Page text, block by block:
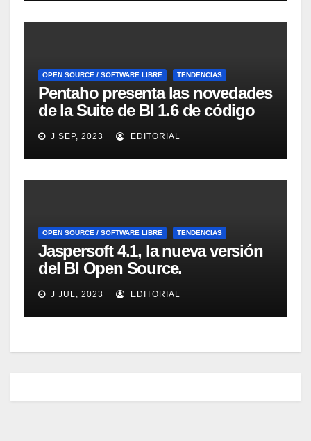
OPEN SOURCE / SOFTWARE LIBRE TENDENCIAS
Pentaho presenta las novedades
de la Suite de BI 1.6 de código
abierto
J SEP, 2023 EDITORIAL
OPEN SOURCE / SOFTWARE LIBRE TENDENCIAS
Jaspersoft 4.1, la nueva versión
del BI Open Source.
Introducción y demo. Webinar
de 1 hora.
J JUL, 2023 EDITORIAL